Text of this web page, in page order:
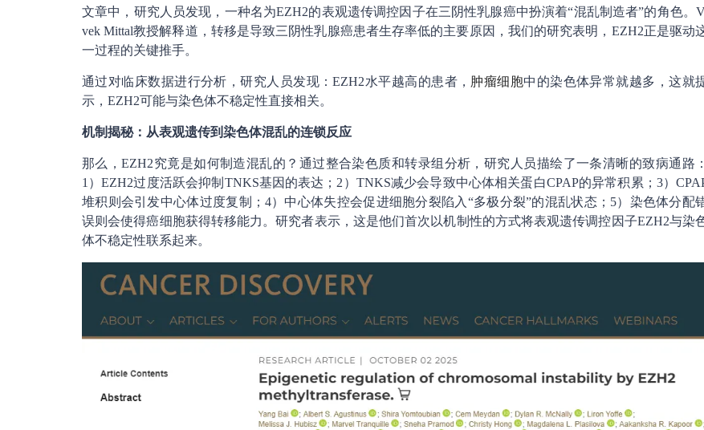
文章中，研究人员发现，一种名为EZH2的表观遗传调控因子在三阴性乳腺癌中扮演着“混乱制造者”的角色。
vek Mittal教授解释道，转移是导致三阴性乳腺癌患者生存率低的主要原因，我们的研究表明，EZH2正是驱动
一过程的关键推手。
通过对临床数据进行分析，研究人员发现：EZH2水平越高的患者， 肿瘤细胞中的染色体异常就越多，这就
示，EZH2可能与染色体不稳定性直接相关。
机制揭秘：从表观遗传到染色体混乱的连锁反应
那么，EZH2究竟是如何制造混乱的？通过整合染色质和转录组分析，研究人员描绘了一条清晰的致病通路：
1）EZH2过度活跃会抑制TNKS基因的表达；2）TNKS减少会导致中心体相关蛋白CPAP的异常积累；3）
堆积则会引发中心体过度复制；4）中心体失控会促进细胞分裂陷入“多极分裂”的混乱状态；5）染色体分配
误则会使得癌细胞获得转移能力。研究者表示，这是他们首次以机制性的方式将表观遗传调控因子EZH2与染
体不稳定性联系起来。